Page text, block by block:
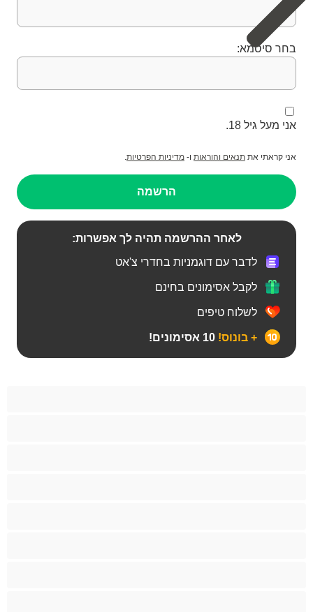
בחר סיסמא:
אני מעל גיל 18.
אני קראתי את תנאים והוראות ו- מדיניות הפרטיות.
הרשמה
לאחר ההרשמה תהיה לך אפשרות:
לדבר עם דוגמניות בחדרי צ'אט
לקבל אסימונים בחינם
לשלוח טיפים
+ בונוס!